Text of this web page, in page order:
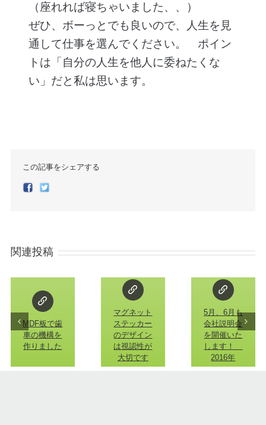
（座れれば寝ちゃいました、、）
ぜひ、ボーっとでも良いので、人生を見
通して仕事を選んでください。 ポイン
トは「自分の人生を他人に委ねたくな
い」だと私は思います。
この記事をシェアする
Facebook
Twitter
関連投稿
MDF板で歯
車の機構を
作りました
マグネット
ステッカー
のデザイン
は視認性が
大切です
5月、6月も
会社説明会
を開催いた
します！
2016年